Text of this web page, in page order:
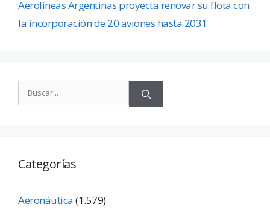
Aerolíneas Argentinas proyecta renovar su flota con
la incorporación de 20 aviones hasta 2031
Categorías
Aeronáutica(1.579)